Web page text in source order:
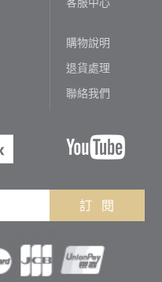
購物說明
退貨處理
聯絡我們
訂 閱